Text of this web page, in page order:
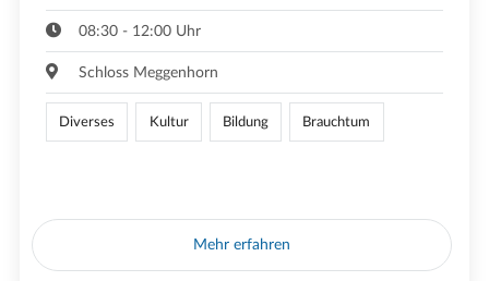
08:30 - 12:00 Uhr
Schloss Meggenhorn
Diverses Kultur Bildung Brauchtum
Mehr erfahren